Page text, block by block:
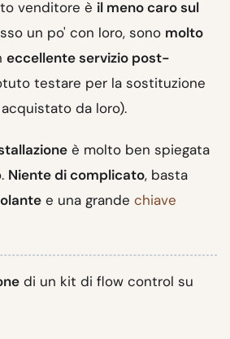
venditore è il meno caro sul
un po' con loro, sono molto
eccellente servizio post-
testare per la sostituzione
da loro).
è molto ben spiegata
Niente di complicato, basta
e una grande chiave
di un kit di flow control su